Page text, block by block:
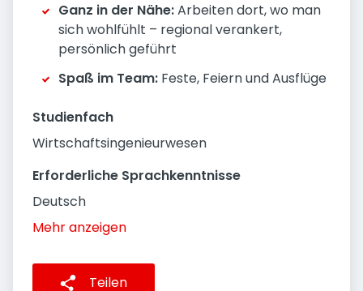
Ganz in der Nähe:Arbeiten dort, wo man
sich wohlfühlt – regional verankert,
persönlich geführt
Spaß im Team: Feste, Feiern und Ausflüge
Studienfach
Wirtschaftsingenieurwesen
Erforderliche Sprachkenntnisse
Deutsch
Mehr anzeigen
Teilen